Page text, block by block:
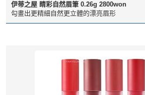
伊蒂之屋 睛彩自然眉筆 0.26g 2800won
勾畫出更精細自然更立體的漂亮眉形